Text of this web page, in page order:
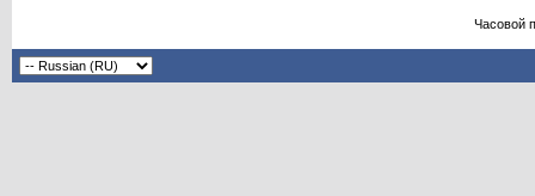
Часовой